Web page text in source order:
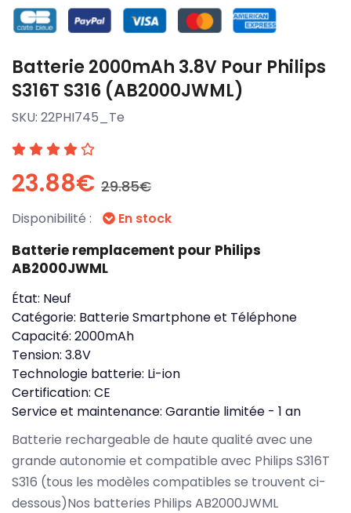
Batterie 2000mAh 3.8V Pour Philips
S316T S316 (AB2000JWML)
SKU: 22PHI745_Te
23.88€ 29.85€
Disponibilité : En stock
Batterie remplacement pour Philips
AB2000JWML
État: Neuf
Catégorie: Batterie Smartphone et Téléphone
Capacité: 2000mAh
Tension: 3.8V
Technologie batterie: Li-ion
Certification: CE
Service et maintenance: Garantie limitée - 1 an
Batterie rechargeable de haute qualité avec une
grande autonomie et compatible avec Philips S316T
S316 (tous les modèles compatibles se trouvent ci-
dessous)Nos batteries Philips AB2000JWML